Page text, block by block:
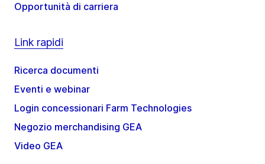
Opportunità di carriera
Link rapidi
Ricerca documenti
Eventi e webinar
Login concessionari Farm Technologies
Negozio merchandising GEA
Video GEA